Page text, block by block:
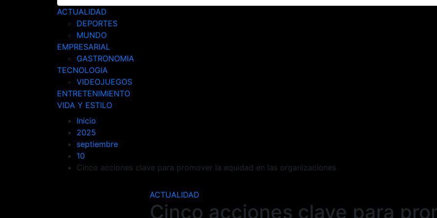
ACTUALIDAD
DEPORTES
MUNDO
EMPRESARIAL
GASTRONOMIA
TECNOLOGIA
VIDEOJUEGOS
ENTRETENIMIENTO
VIDA Y ESTILO
Inicio
2025
septiembre
10
Cinco acciones clave para promover la equidad en las organizaciones
ACTUALIDAD
Cinco acciones clave para